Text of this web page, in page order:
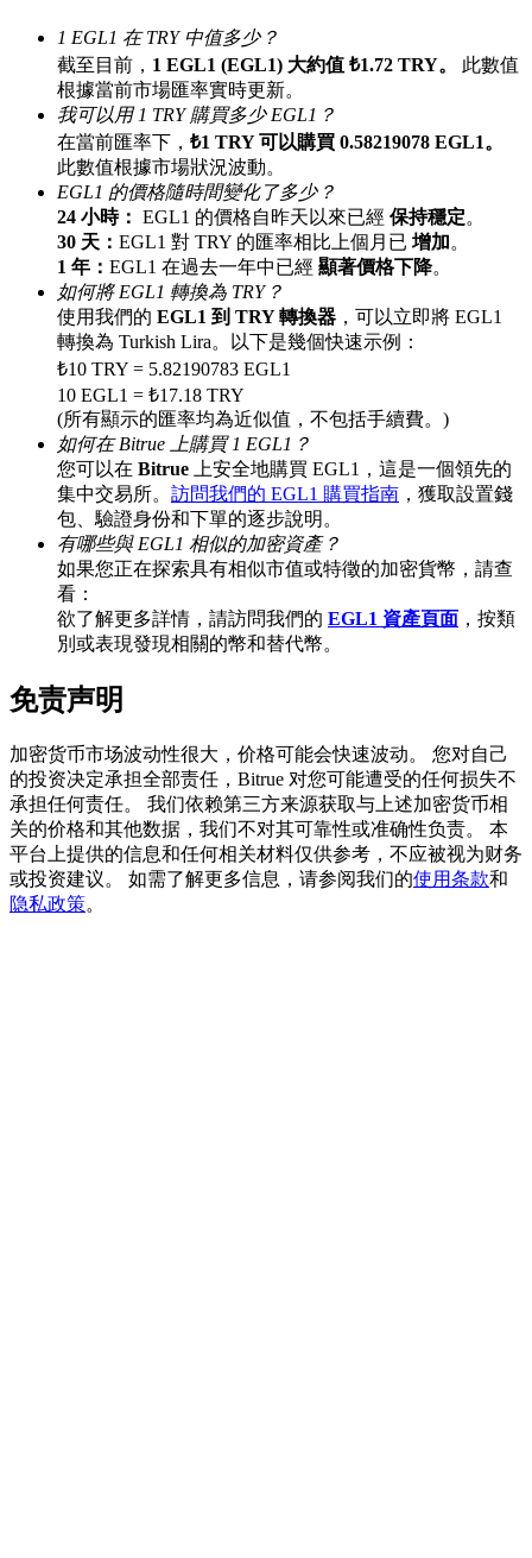
邀请好友
邀請朋友獲得現金獎勵
BTC 專享獎勵
BTC 專享獎勵
充值並交易BTC瓜分 25,000 USDT 獎池！
瓜分 500000 CASHCAT 獎池
BitMart 用戶遷移專享
註冊&交易贏 500,000 USDT
1 EGL1 在 TRY 中值多少？
截至目前， 1 EGL1 (EGL1) 大約值 ₺1.72 TRY。
此數值
根據當前市場匯率實時更新。
我可以用 1 TRY 購買多少 EGL1？
在當前匯率下， ₺1 TRY 可以購買 0.58219078 EGL1。
此數值根據市場狀況波動。
EGL1 的價格隨時間變化了多少？
24 小時： EGL1 的價格自昨天以來已經 保持穩定。
30 天： EGL1 對 TRY 的匯率相比上個月已 增加。
1 年： EGL1 在過去一年中已經 顯著價格下降。
如何將 EGL1 轉換為 TRY？
使用我們的 EGL1 到 TRY 轉換器 ，可以立即將 EGL1
轉換為 Turkish Lira。以下是幾個快速示例：
₺10 TRY = 5.82190783 EGL1
10 EGL1 = ₺17.18 TRY
(所有顯示的匯率均為近似值，不包括手續費。)
如何在 Bitrue 上購買 1 EGL1？
您可以在 Bitrue 上安全地購買 EGL1，這是一個領先的
集中交易所。 訪問我們的 EGL1 購買指南 ，獲取設置錢
包、驗證身份和下單的逐步說明。
有哪些與 EGL1 相似的加密資產？
如果您正在探索具有相似市值或特徵的加密貨幣，請查
看：
欲了解更多詳情，請訪問我們的 EGL1 資產頁面 ，按類
別或表現發現相關的幣和替代幣。
免责声明
加密货币市场波动性很大，价格可能会快速波动。 您对自己
的投资决定承担全部责任，Bitrue 对您可能遭受的任何损失不
承担任何责任。 我们依赖第三方来源获取与上述加密货币相
关的价格和其他数据，我们不对其可靠性或准确性负责。 本
平台上提供的信息和任何相关材料仅供参考，不应被视为财务
或投资建议。 如需了解更多信息，请参阅我们的使用条款和
隐私政策。